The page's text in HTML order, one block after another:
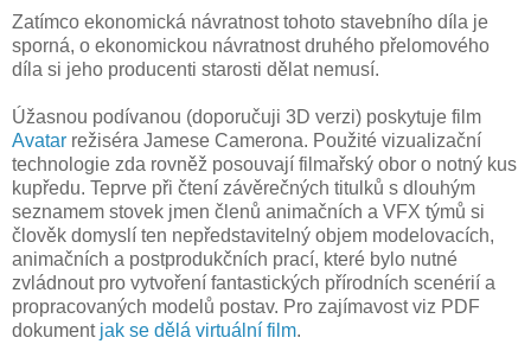
Zatímco ekonomická návratnost tohoto stavebního díla je
sporná, o ekonomickou návratnost druhého přelomového
díla si jeho producenti starosti dělat nemusí.
Úžasnou podívanou (doporučuji 3D verzi) poskytuje film
Avatar režiséra Jamese Camerona. Použité vizualizační
technologie zda rovněž posouvají filmařský obor o notný kus
kupředu. Teprve při čtení závěrečných titulků s dlouhým
seznamem stovek jmen členů animačních a VFX týmů si
člověk domyslí ten nepředstavitelný objem modelovacích,
animačních a postprodukčních prací, které bylo nutné
zvládnout pro vytvoření fantastických přírodních scenérií a
propracovaných modelů postav. Pro zajímavost viz PDF
dokument jak se dělá virtuální film.